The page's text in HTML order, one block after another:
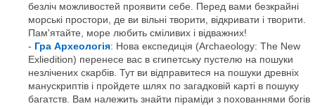
безліч можливостей проявити себе. Перед вами безкрайні
морські простори, де ви вільні творити, відкривати і творити.
Пам'ятайте, море любить сміливих і відважних!
Гра Археологія: Нова експедиція (Archaeology: The New
Exliedition) перенесе вас в єгипетську пустелю на пошуки
незлічених скарбів. Тут ви відправитеся на пошуки древніх
манускриптів і пройдете шлях по загадковій карті в пошуку
багатств. Вам належить знайти піраміди з похованнями богів